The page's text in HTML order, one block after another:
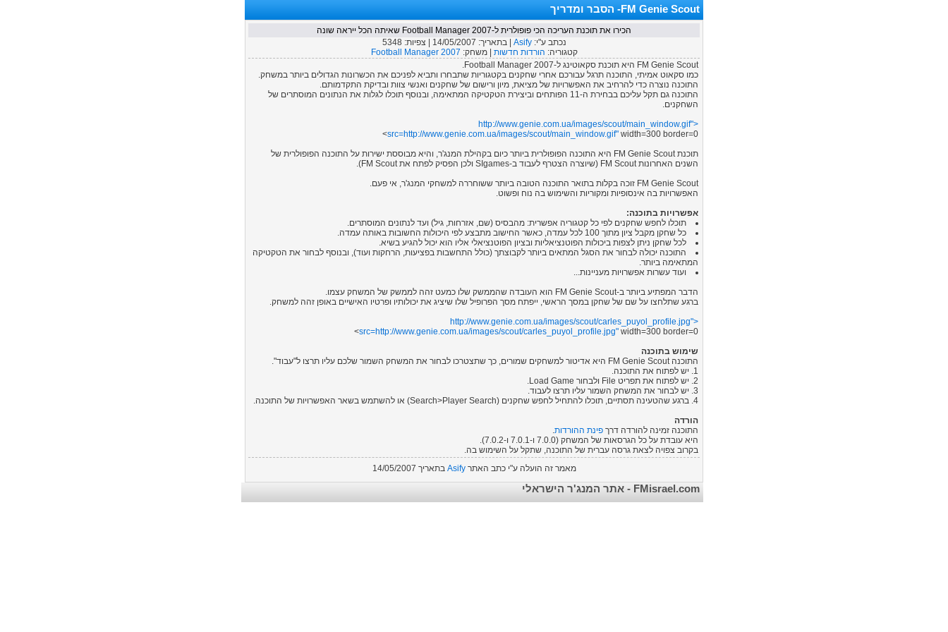
FM Genie Scout- הסבר ומדריך
הכירו את תוכנת העריכה הכי פופולרית ל-Football Manager 2007 שאיתה הכל ייראה שונה
נכתב ע"י:Asify | בתאריך: 14/05/2007 | צפיות: 5348
קטגוריה: הורדות חדשות | משחק: Football Manager 2007
FM Genie Scout היא תוכנת סקאוטינג ל-Football Manager 2007.
כמו סקאוט אמיתי, התוכנה תרגל עבורכם אחרי שחקנים בקטגוריות שתבחרו ותביא לפניכם את הכשרונות הגדולים ביותר במשחק.
התוכנה נוצרה כדי להרחיב את האפשרויות של מציאת, מיון ורישום של שחקנים ואנשי צוות ובדיקת התקדמותם.
התוכנה גם תקל עליכם בבחירת ה-11 הפותחים וביצירת הטקטיקה המתאימה, ובנוסף תוכלו לגלות את הנתונים המוסתרים של
השחקנים.
http://www.genie.com.ua/images/scout/main_window.gif">
src=http://www.genie.com.ua/images/scout/main_window.gif" width=300 border=0>
תוכנת FM Genie Scout היא התוכנה הפופולרית ביותר כיום בקהילת המנג'ר, והיא מבוססת ישירות על התוכנה הפופולרית של
השנים האחרונות FM Scout (שיוצרה הצטרף לעבוד ב-SIgames ולכן הפסיק לפתח את FM Scout).
FM Genie Scout זוכה בקלות בתואר התוכנה הטובה ביותר ששוחררה למשחקי המנג'ר, אי פעם.
האפשרויות בה אינסופיות ומקוריות והשימוש בה נוח ופשוט.
אפשרויות בתוכנה:
תוכלו לחפש שחקנים לפי כל קטגוריה אפשרית: מהבסיס (שם, אזרחות, גיל) ועד לנתונים המוסתרים.
כל שחקן מקבל ציון מתוך 100 לכל עמדה, כאשר החישוב מתבצע לפי היכולות החשובות באותה עמדה.
לכל שחקן ניתן לצפות ביכולות הפוטנציאליות ובציון הפוטנציאלי אליו הוא יכול להגיע בשיא.
התוכנה יכולה לבחור את הסגל המתאים ביותר לקבוצתך (כולל התחשבות בפציעות, הרחקות ועוד), ובנוסף לבחור את הטקטיקה
המתאימה ביותר.
ועוד עשרות אפשרויות מעניינות...
הדבר המפתיע ביותר ב-FM Genie Scout הוא העובדה שהממשק שלו כמעט זהה לממשק של המשחק עצמו.
ברגע שתלחצו על שם של שחקן במסך הראשי, ייפתח מסך הפרופיל שלו שיציג את יכולותיו ופרטיו האישיים באופן זהה למשחק.
http://www.genie.com.ua/images/scout/carles_puyol_profile.jpg">
src=http://www.genie.com.ua/images/scout/carles_puyol_profile.jpg" width=300 border=0>
שימוש בתוכנה
התוכנה FM Genie Scout היא אדיטור למשחקים שמורים, כך שתצטרכו לבחור את המשחק השמור שלכם עליו תרצו ל"עבוד".
1. יש לפתוח את התוכנה.
2. יש לפתוח את תפריט File ולבחור Load Game.
3. יש לבחור את המשחק השמור עליו תרצו לעבוד.
4. ברגע שהטעינה תסתיים, תוכלו להתחיל לחפש שחקנים (Search>Player Search) או להשתמש בשאר האפשרויות של התוכנה.
הורדה
התוכנה זמינה להורדה דרך פינת ההורדות.
היא עובדת על כל הגרסאות של המשחק (7.0.0 ו-7.0.1 ו-7.0.2).
בקרוב צפויה לצאת גרסה עברית של התוכנה, שתקל על השימוש בה.
מאמר זה הועלה ע"יכתב האתר Asify בתאריך 14/05/2007
FMisrael.com - אתר המנג'ר הישראלי